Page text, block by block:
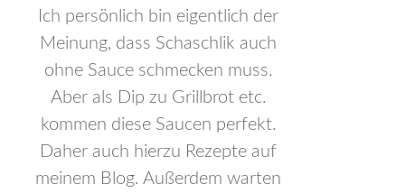
Ich persönlich bin eigentlich der
Meinung, dass Schaschlik auch
ohne Sauce schmecken muss.
Aber als Dip zu Grillbrot etc.
kommen diese Saucen perfekt.
Daher auch hierzu Rezepte auf
meinem Blog. Außerdem warten